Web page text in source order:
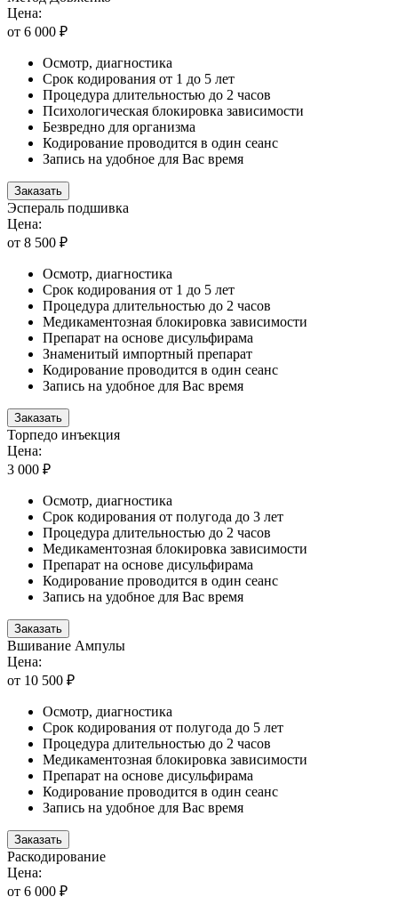
Цена:
от 6 000 ₽
Осмотр, диагностика
Срок кодирования от 1 до 5 лет
Процедура длительностью до 2 часов
Психологическая блокировка зависимости
Безвредно для организма
Кодирование проводится в один сеанс
Запись на удобное для Вас время
Заказать
Эспераль подшивка
Цена:
от 8 500 ₽
Осмотр, диагностика
Срок кодирования от 1 до 5 лет
Процедура длительностью до 2 часов
Медикаментозная блокировка зависимости
Препарат на основе дисульфирама
Знаменитый импортный препарат
Кодирование проводится в один сеанс
Запись на удобное для Вас время
Заказать
Торпедо инъекция
Цена:
3 000 ₽
Осмотр, диагностика
Срок кодирования от полугода до 3 лет
Процедура длительностью до 2 часов
Медикаментозная блокировка зависимости
Препарат на основе дисульфирама
Кодирование проводится в один сеанс
Запись на удобное для Вас время
Заказать
Вшивание Ампулы
Цена:
от 10 500 ₽
Осмотр, диагностика
Срок кодирования от полугода до 5 лет
Процедура длительностью до 2 часов
Медикаментозная блокировка зависимости
Препарат на основе дисульфирама
Кодирование проводится в один сеанс
Запись на удобное для Вас время
Заказать
Раскодирование
Цена:
от 6 000 ₽